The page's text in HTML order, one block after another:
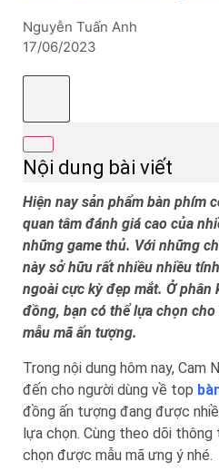
Nguyễn Tuấn Anh
17/06/2023
Nội dung bài viết
Hiện nay sản phẩm bàn phím
quan tâm đánh giá cao của
những game thủ. Với những
này sở hữu rất nhiều nhiều
ngoài cực kỳ đẹp mắt. Ở phân
đồng, bạn có thể lựa chọn
mẫu mã ấn tượng.
Trong nội dung hôm nay, Cam
đến cho người dùng về top
đồng ấn tượng đang được
lựa chọn. Cùng theo dõi
chọn được mẫu mã ưng ý nhé.